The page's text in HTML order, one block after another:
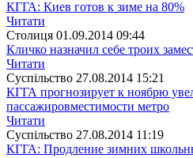
КГГА: Киев готов к зиме на 80%
Читати
Столиця 01.09.2014 09:44
Кличко назначил себе троих
Читати
Суспiльство 27.08.2014 15:21
КГГА прогнозирует к ноябрю
пассажировместимости метро
Читати
Суспiльство 27.08.2014 11:19
КГГА: Продление зимних